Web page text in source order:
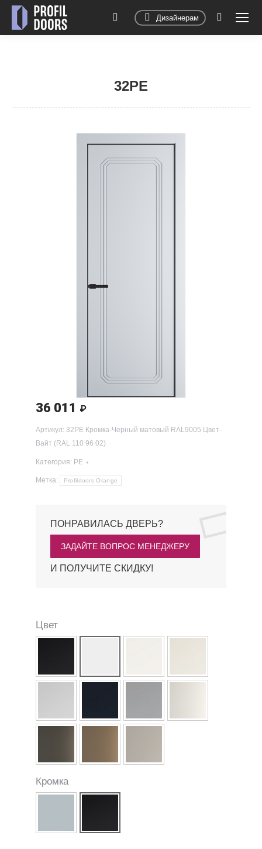
Дизайнерам Поиск:
32PE
36 011 ₽
Артикул: 32PE Кромка-Черный матовый RAL9005 Цвет-
Вайт (RAL 110 96 02)
Категория: PE
Метка: Profildoors Orange
ПОНРАВИЛАСЬ ДВЕРЬ?
ЗАДАЙТЕ ВОПРОС МЕНЕДЖЕРУ
И ПОЛУЧИТЕ СКИДКУ!
Цвет
Кромка